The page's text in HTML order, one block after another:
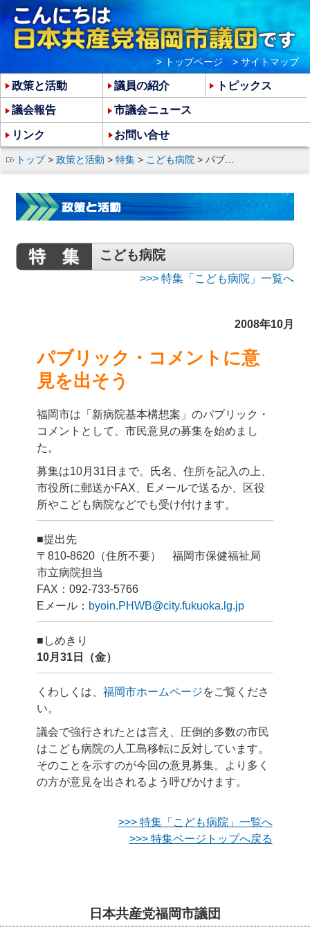
トップ> 政策と活動 > 特集 > こども病院 > パブリック・コメントに意見を出そう
こども病院
>>> 特集「こども病院」一覧へ
2008年10月
パブリック・コメントに意
見を出そう
福岡市は「新病院基本構想案」のパブリック・
コメントとして、市民意見の募集を始めまし
た。
募集は10月31日まで。氏名、住所を記入の上、
市役所に郵送かFAX、Eメールで送るか、区役
所やこども病院などでも受け付けます。
■提出先
〒810-8620（住所不要） 福岡市保健福祉局
市立病院担当
FAX：092-733-5766
Eメール： byoin.PHWB@city.fukuoka.lg.jp
■しめきり
10月31日（金）
くわしくは、福岡市ホームページをご覧くださ
い。
議会で強行されたとは言え、圧倒的多数の市民
はこども病院の人工島移転に反対しています。
そのことを示すのが今回の意見募集。より多く
の方が意見を出されるよう呼びかけます。
>>> 特集「こども病院」一覧へ
>>> 特集ページトップへ戻る
政策と活動 議員の紹介 トピックス
議会報告 市議会ニュース
リンク お問い合せ
> トップページ > サイトマップ
日本共産党福岡市議団